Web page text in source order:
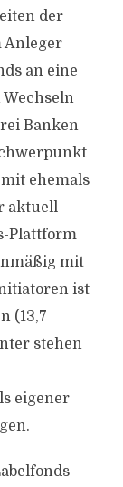
der
Anleger
an eine
Wechseln
Banken
ehemals
aktuell
Plattform
mit
ist
(13,7
stehen
eigener